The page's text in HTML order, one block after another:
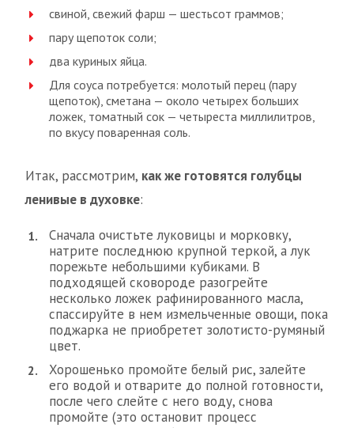
свиной, свежий фарш — шестьсот граммов;
пару щепоток соли;
два куриных яйца.
Для соуса потребуется: молотый перец (пару
щепоток), сметана — около четырех больших
ложек, томатный сок — четыреста миллилитров,
по вкусу поваренная соль.
Итак, рассмотрим, как же готовятся голубцы
ленивые в духовке:
Сначала очистьте луковицы и морковку,
натрите последнюю крупной теркой, а лук
порежьте небольшими кубиками. В
подходящей сковороде разогрейте
несколько ложек рафинированного масла,
спассируйте в нем измельченные овощи, пока
поджарка не приобретет золотисто-румяный
цвет.
Хорошенько промойте белый рис, залейте
его водой и отварите до полной готовности,
после чего слейте с него воду, снова
промойте (это остановит процесс